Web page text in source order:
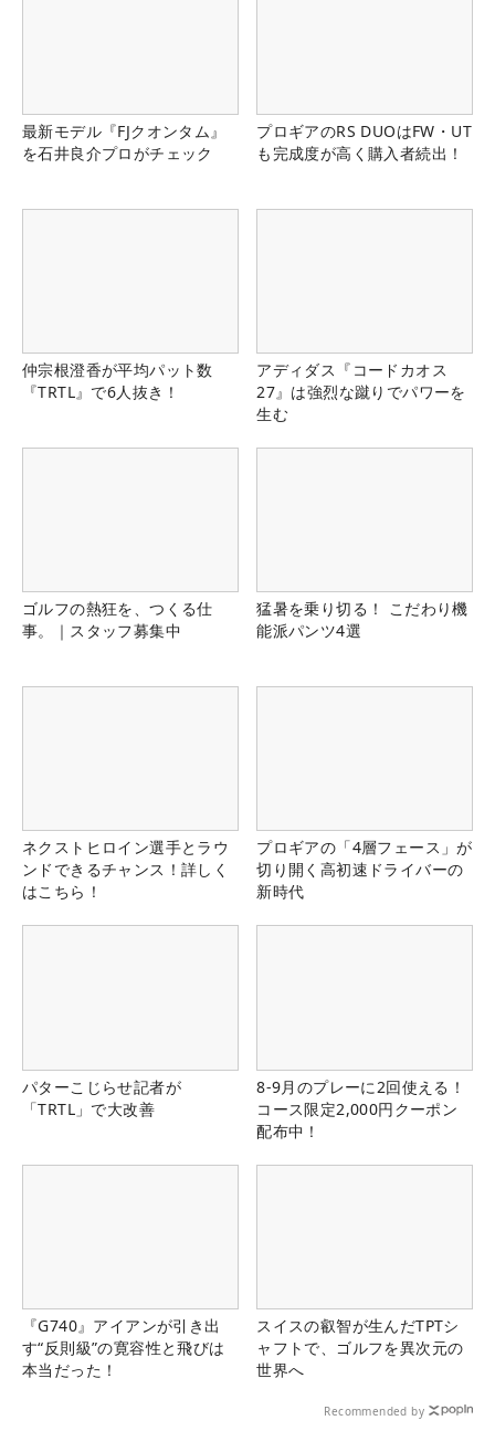
最新モデル『FJクオンタム』
を石井良介プロがチェック
プロギアのRS DUOはFW・UT
も完成度が高く購入者続出！
仲宗根澄香が平均パット数
『TRTL』で6人抜き！
アディダス『コードカオス
27』は強烈な蹴りでパワーを
生む
ゴルフの熱狂を、つくる仕
事。｜スタッフ募集中
猛暑を乗り切る！ こだわり機
能派パンツ4選
ネクストヒロイン選手とラウ
ンドできるチャンス！詳しく
はこちら！
プロギアの「4層フェース」が
切り開く高初速ドライバーの
新時代
パターこじらせ記者が
「TRTL」で大改善
8-9月のプレーに2回使える！
コース限定2,000円クーポン
配布中！
『G740』アイアンが引き出
す“反則級”の寛容性と飛びは
本当だった！
スイスの叡智が生んだTPTシ
ャフトで、ゴルフを異次元の
世界へ
Recommended by